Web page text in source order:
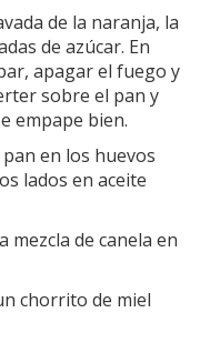
de la naranja, la
de azúcar. En
apagar el fuego y
sobre el pan y
empape bien.
en los huevos
lados en aceite
mezcla de canela en
chorrito de miel